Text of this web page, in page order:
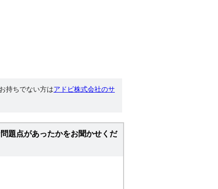
持ちでない方はアドビ株式会社のサ
題点があったかをお聞かせくだ